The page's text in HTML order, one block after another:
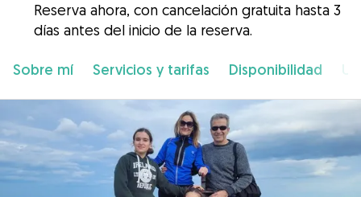
Reserva ahora, con cancelación gratuita hasta 3
días antes del inicio de la reserva.
Sobre mí Servicios y tarifas Disponibilidad